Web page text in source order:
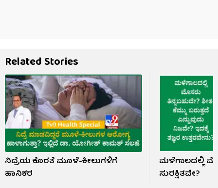
Related Stories
ನಿದ್ರೆಯ ಕೊರತೆ ಮೂಳೆ-ಕೀಲುಗಳಿಗೆ
ಹಾನಿಕರ
ಮಳೆಗಾಲದಲ್ಲಿ
ಸುರಕ್ಷಿತವೇ?